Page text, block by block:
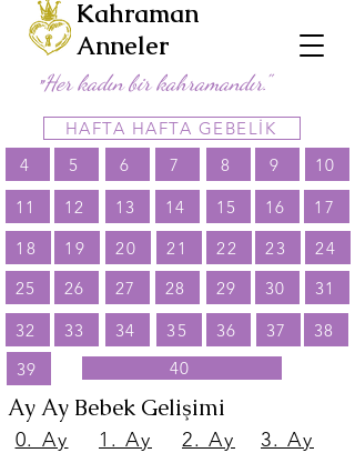
"Her kadın bir kahramandır."
29 30
31
32
33 34 35 36 37
38
39
40
28
27
26
25
9
10
11
12 13 14 15 16
17
18
19 20 21 22 23 24
8
7
6
5
4
HAFTA HAFTA GEBELİK
Kahraman
Anneler
Ay Ay Bebek Gelişimi
0. Ay 1. Ay 2. Ay
3. Ay